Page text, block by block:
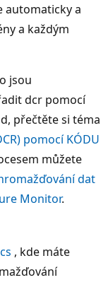
automaticky a
a každým
jsou
dcr pomocí
přečtěte si téma
pomocí KÓDU
můžete
dat
Monitor.
, kde máte